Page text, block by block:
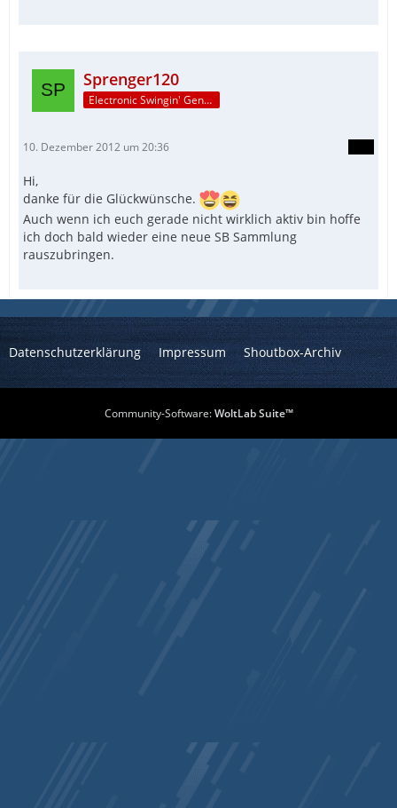
Sprenger120
Electronic Swingin' Gentleman
10. Dezember 2012 um 20:36
Hi,
danke für die Glückwünsche.
Auch wenn ich euch gerade nicht wirklich aktiv bin hoffe
ich doch bald wieder eine neue SB Sammlung
rauszubringen.
Datenschutzerklärung Impressum Shoutbox-Archiv
Community-Software:WoltLab Suite™